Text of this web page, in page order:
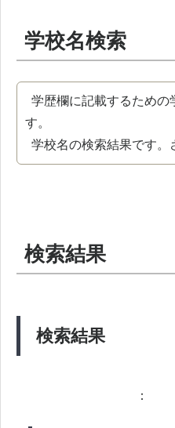
学校名検索
学歴欄に記載するための
す。
学校名の検索結果です。
検索結果
検索結果
：